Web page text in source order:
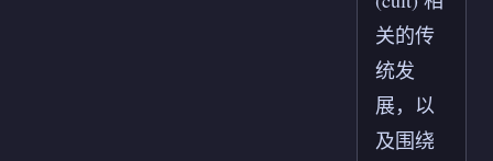
关的传
统发
展，以
及围绕